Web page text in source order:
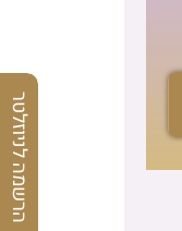
הרשמה לניוזלטר